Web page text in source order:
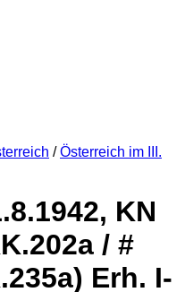
/ Österreich im III.
KN
/ #
Erh. I-